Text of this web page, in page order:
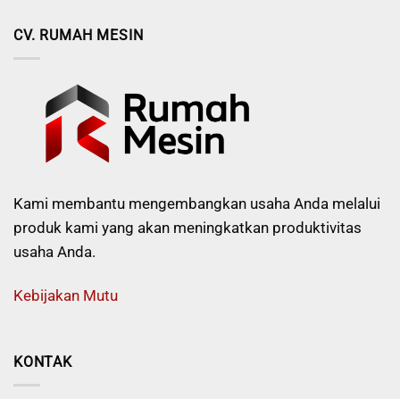
CV. RUMAH MESIN
Kami membantu mengembangkan usaha Anda melalui
produk kami yang akan meningkatkan produktivitas
usaha Anda.
Kebijakan Mutu
KONTAK